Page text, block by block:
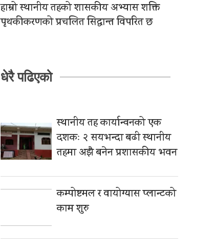
हाम्रो स्थानीय तहको शासकीय अभ्यास शक्ति
पृथकीकरणको प्रचलित सिद्धान्त विपरित छ
धेरै पढिएको
स्थानीय तह कार्यान्वनको एक
दशकः २ सयभन्दा बढी स्थानीय
तहमा अझै बनेन प्रशासकीय भवन
कम्पोष्टमल र वायोग्यास प्लान्टको
काम शुरु